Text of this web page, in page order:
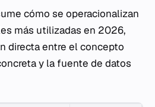
cómo se operacionalizan
más utilizadas en 2026,
directa entre el concepto
y la fuente de datos